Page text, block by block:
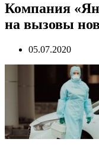
Компания
на вызовы
05.07.2020